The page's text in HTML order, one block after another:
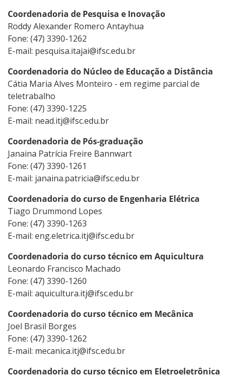
Coordenadoria de Pesquisa e Inovação
Roddy Alexander Romero Antayhua
Fone: (47) 3390-1262
E-mail: pesquisa.itajai@ifsc.edu.br
Coordenadoria do Núcleo de Educação a Distância
Cátia Maria Alves Monteiro - em regime parcial de
teletrabalho
Fone: (47) 3390-1225
E-mail: nead.itj@ifsc.edu.br
Coordenadoria de Pós-graduação
Janaina Patrícia Freire Bannwart
Fone: (47) 3390-1261
E-mail: janaina.patricia@ifsc.edu.br
Coordenadoria do curso de Engenharia Elétrica
Tiago Drummond Lopes
Fone: (47) 3390-1263
E-mail: eng.eletrica.itj@ifsc.edu.br
Coordenadoria do curso técnico em Aquicultura
Leonardo Francisco Machado
Fone: (47) 3390-1260
E-mail: aquicultura.itj@ifsc.edu.br
Coordenadoria do curso técnico em Mecânica
Joel Brasil Borges
Fone: (47) 3390-1262
E-mail: mecanica.itj@ifsc.edu.br
Coordenadoria do curso técnico em Eletroeletrônica